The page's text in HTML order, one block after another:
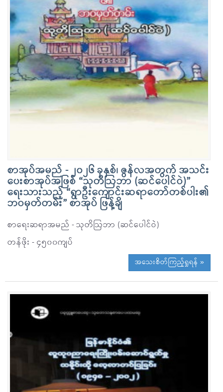
စာအုပ်အမည် - ၂၀၂၆ ခုနှစ်၊ ဇွန်လအတွက် အသင်း
ပေးစာအုပ်အဖြစ် “သုတိဩဘာ (ဆင်ပေါင်ဝဲ)”
ရေးသားသည့် “ရွာဦးကျောင်းဆရာတော်တစ်ပါး၏
ဘဝမှတ်တမ်း” စာအုပ် ဖြန့်ချိ
စာရေးဆရာအမည် - သုတိဩဘာ (ဆင်ပေါင်ဝဲ)
တန်ဖိုး - ၄၅၀၀ကျပ်
အသေးစိတ်ကြည့်ရှုရန် »